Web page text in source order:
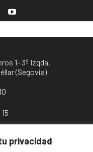
privacidad
1- 3º Izqda.
(Segovia)